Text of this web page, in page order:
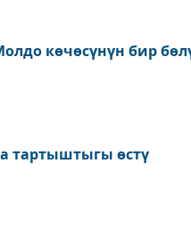
көчөсүнүн бир
тартыштыгы өстү